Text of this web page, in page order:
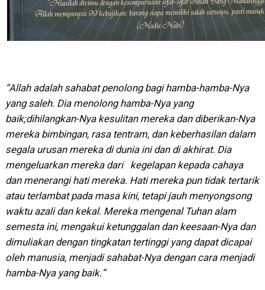
“Allah adalah sahabat penolong bagi hamba-hamba-Nya
yang saleh. Dia menolong hamba-Nya yang
baik;dihilangkan-Nya kesulitan mereka dan diberikan-Nya
mereka bimbingan, rasa tentram, dan keberhasilan dalam
segala urusan mereka di dunia ini dan di akhirat. Dia
mengeluarkan mereka dari kegelapan kepada cahaya
dan menerangi hati mereka. Hati mereka pun tidak tertarik
atau terlambat pada masa kini, tetapi jauh menyongsong
waktu azali dan kekal. Mereka mengenal Tuhan alam
semesta ini, mengakui ketunggalan dan keesaan-Nya dan
dimuliakan dengan tingkatan tertinggi yang dapat dicapai
oleh manusia, menjadi sahabat-Nya dengan cara menjadi
hamba-Nya yang baik.”